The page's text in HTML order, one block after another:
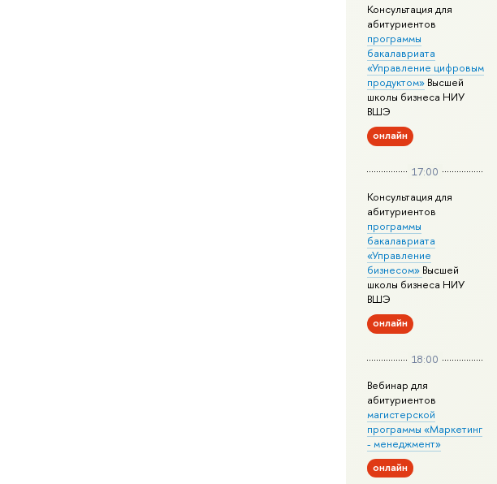
Консультация для
абитуриентов
программы
бакалавриата
«Управление цифровым
продуктом»Высшей
школы бизнеса НИУ
ВШЭ
онлайн
17:00
Консультация для
абитуриентов
программы
бакалавриата
«Управление
бизнесом» Высшей
школы бизнеса НИУ
ВШЭ
онлайн
18:00
Вебинар для
абитуриентов
магистерской
программы «Маркетинг
- менеджмент»
онлайн